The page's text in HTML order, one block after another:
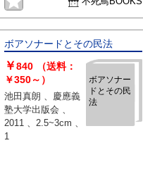
ボアソナードとその民法
ボアソナー
ドとその民
法
￥840
（送料：
￥350～）
池田真朗 、慶應義
塾大学出版会 、
2011 、2.5~3cm 、
1